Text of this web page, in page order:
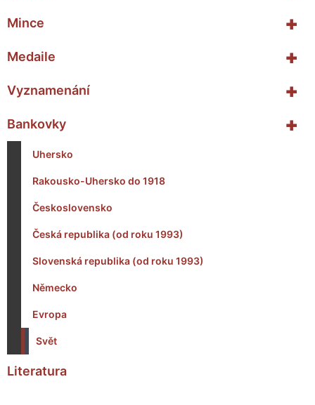
+
Mince
+
Medaile
+
Vyznamenání
+
Bankovky
Uhersko
Rakousko-Uhersko do 1918
Československo
Česká republika (od roku 1993)
Slovenská republika (od roku 1993)
Německo
Evropa
Svět
Literatura